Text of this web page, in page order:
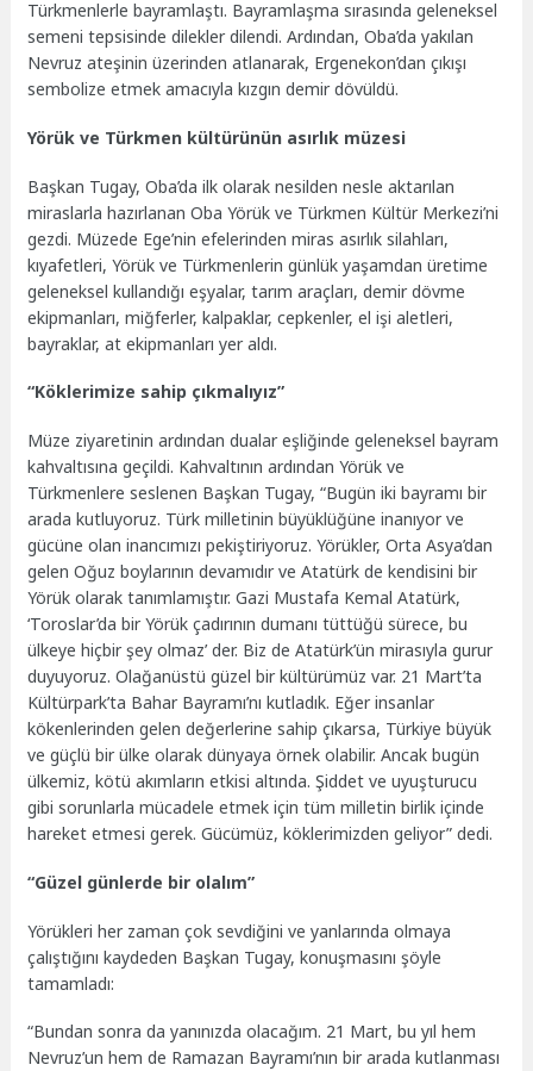
Türkmenlerle bayramlaştı. Bayramlaşma sırasında geleneksel
semeni tepsisinde dilekler dilendi. Ardından, Oba’da yakılan
Nevruz ateşinin üzerinden atlanarak, Ergenekon’dan çıkışı
sembolize etmek amacıyla kızgın demir dövüldü.
Yörük ve Türkmen kültürünün asırlık müzesi
Başkan Tugay, Oba’da ilk olarak nesilden nesle aktarılan
miraslarla hazırlanan Oba Yörük ve Türkmen Kültür Merkezi’ni
gezdi. Müzede Ege’nin efelerinden miras asırlık silahları,
kıyafetleri, Yörük ve Türkmenlerin günlük yaşamdan üretime
geleneksel kullandığı eşyalar, tarım araçları, demir dövme
ekipmanları, miğferler, kalpaklar, cepkenler, el işi aletleri,
bayraklar, at ekipmanları yer aldı.
“Köklerimize sahip çıkmalıyız”
Müze ziyaretinin ardından dualar eşliğinde geleneksel bayram
kahvaltısına geçildi. Kahvaltının ardından Yörük ve
Türkmenlere seslenen Başkan Tugay, “Bugün iki bayramı bir
arada kutluyoruz. Türk milletinin büyüklüğüne inanıyor ve
gücüne olan inancımızı pekiştiriyoruz. Yörükler, Orta Asya’dan
gelen Oğuz boylarının devamıdır ve Atatürk de kendisini bir
Yörük olarak tanımlamıştır. Gazi Mustafa Kemal Atatürk,
‘Toroslar’da bir Yörük çadırının dumanı tüttüğü sürece, bu
ülkeye hiçbir şey olmaz’ der. Biz de Atatürk’ün mirasıyla gurur
duyuyoruz. Olağanüstü güzel bir kültürümüz var. 21 Mart’ta
Kültürpark’ta Bahar Bayramı’nı kutladık. Eğer insanlar
kökenlerinden gelen değerlerine sahip çıkarsa, Türkiye büyük
ve güçlü bir ülke olarak dünyaya örnek olabilir. Ancak bugün
ülkemiz, kötü akımların etkisi altında. Şiddet ve uyuşturucu
gibi sorunlarla mücadele etmek için tüm milletin birlik içinde
hareket etmesi gerek. Gücümüz, köklerimizden geliyor” dedi.
“Güzel günlerde bir olalım”
Yörükleri her zaman çok sevdiğini ve yanlarında olmaya
çalıştığını kaydeden Başkan Tugay, konuşmasını şöyle
tamamladı:
“Bundan sonra da yanınızda olacağım. 21 Mart, bu yıl hem
Nevruz’un hem de Ramazan Bayramı’nın bir arada kutlanması